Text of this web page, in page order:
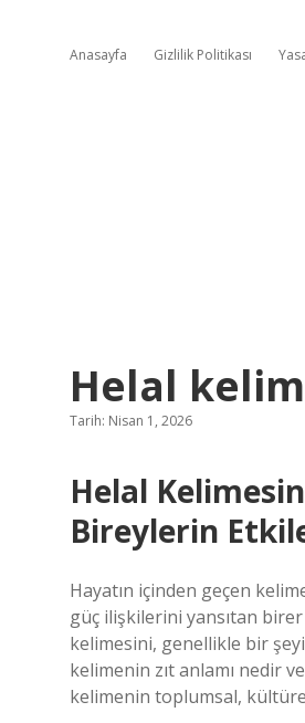
Anasayfa Gizlilik Politikası
Helal
Tarih: Nisan 1, 2026
Helal
Bireylerin
Hayatın içinden geçen
güç ilişkilerini yansıtan
kelimesini, genellikle bir
kelimenin zıt anlamı nedir
kelimenin toplumsal,